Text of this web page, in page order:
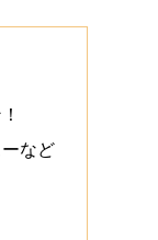
ーなど